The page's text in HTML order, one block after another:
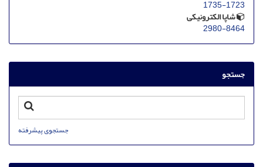
1735-1723
شاپا الکترونیکی
2980-8464
جستجو
جستجوی پیشرفته